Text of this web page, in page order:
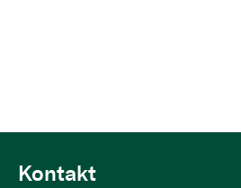
Kontakt